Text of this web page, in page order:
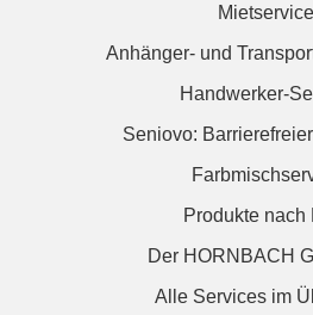
Mietservice
Anhänger- und
Handwerker-
Seniovo:
Produkte nach
Der HORNBACH
Alle Services im